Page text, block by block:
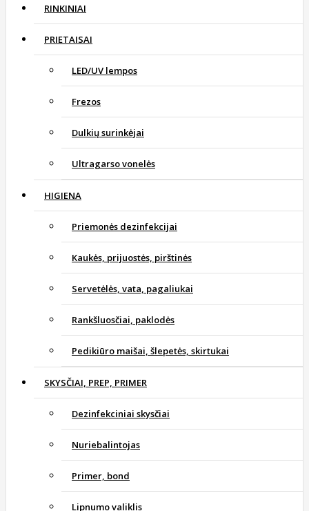
RINKINIAI
PRIETAISAI
LED/UV lempos
Frezos
Dulkių surinkėjai
Ultragarso vonelės
HIGIENA
Priemonės dezinfekcijai
Kaukės, prijuostės, pirštinės
Servetėlės, vata, pagaliukai
Rankšluosčiai, paklodės
Pedikiūro maišai, šlepetės, skirtukai
SKYSČIAI, PREP, PRIMER
Dezinfekciniai skysčiai
Nuriebalintojas
Primer, bond
Lipnumo valiklis